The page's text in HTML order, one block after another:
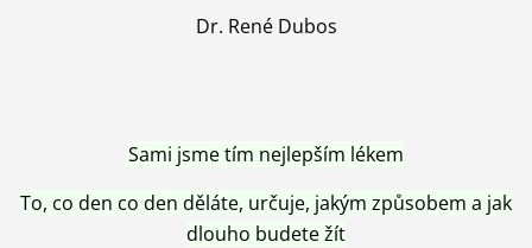
Dr. René Dubos
Sami jsme tím nejlepším lékem
To, co den co den děláte, určuje, jakým způsobem a jak
dlouho budete žít